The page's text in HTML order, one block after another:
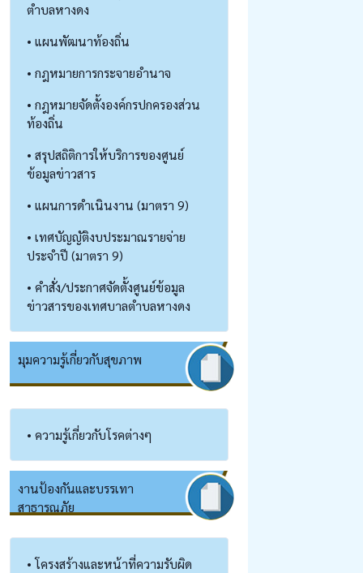
ตำบลหางดง
• แผนพัฒนาท้องถิ่น
• กฎหมายการกระจายอำนาจ
• กฎหมายจัดตั้งองค์กรปกครองส่วน
ท้องถิ่น
• สรุปสถิติการให้บริการของศูนย์
ข้อมูลข่าวสาร
• แผนการดำเนินงาน (มาตรา 9)
• เทศบัญญัติงบประมาณรายจ่าย
ประจำปี (มาตรา 9)
• คำสั่ง/ประกาศจัดตั้งศูนย์ข้อมูล
ข่าวสารของเทศบาลตำบลหางดง
มุมความรู้เกี่ยวกับสุขภาพ
• ความรู้เกี่ยวกับโรคต่างๆ
งานป้องกันและบรรเทา
สาธารณภัย
• โครงสร้างและหน้าที่ความรับผิด